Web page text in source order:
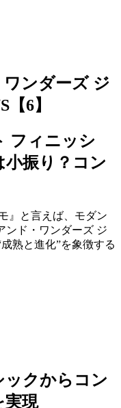
ンダーズ ジ
6】
フィニッシ
振り？コン
』と言えば、モダン
ンド・ワンダーズ ジ
熟と進化”を象徴する
ックからコン
実現